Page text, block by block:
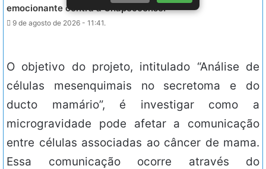
emocionante contra a Chapecoense.
9 de agosto de 2026 - 11:41.
O objetivo do projeto, intitulado “Análise de
células mesenquimais no secretoma e do
ducto mamário”, é investigar como a
microgravidade pode afetar a comunicação
entre células associadas ao câncer de mama.
Essa comunicação ocorre através do